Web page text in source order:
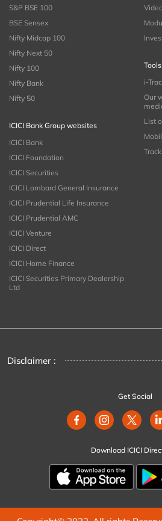
S&P BSE 100
BSE Sensex
Nifty Midcap 100
Nifty Next 50
Nifty 100
Nifty Bank
Nifty 50
ICICI Bank Group websites
ICICI Bank
ICICI Foundation
ICICI Securities
ICICI Lombard General Insurance
ICICI Prudential Life Insurance
ICICI Prudential AMC
ICICI Venture
ICICI Direct
ICICI Home Finance
ICICI Securities Primary Dealership
Ltd
i-
Our
List
Disclaimer :
Get Social
Download ICICI